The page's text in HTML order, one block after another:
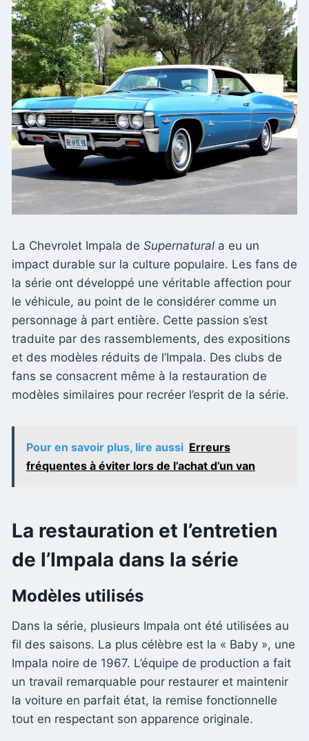
La Chevrolet Impala de Supernatural a eu un
impact durable sur la culture populaire. Les fans de
la série ont développé une véritable affection pour
le véhicule, au point de le considérer comme un
personnage à part entière. Cette passion s’est
traduite par des rassemblements, des expositions
et des modèles réduits de l’Impala. Des clubs de
fans se consacrent même à la restauration de
modèles similaires pour recréer l’esprit de la série.
Pour en savoir plus, lire aussi Erreurs
fréquentes à éviter lors de l’achat d’un van
La restauration et l’entretien
de l’Impala dans la série
Modèles utilisés
Dans la série, plusieurs Impala ont été utilisées au
fil des saisons. La plus célèbre est la « Baby », une
Impala noire de 1967. L’équipe de production a fait
un travail remarquable pour restaurer et maintenir
la voiture en parfait état, la remise fonctionnelle
tout en respectant son apparence originale.